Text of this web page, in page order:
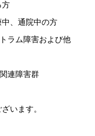
方
中、通院中の方
ラム障害および他
連障害群
います。